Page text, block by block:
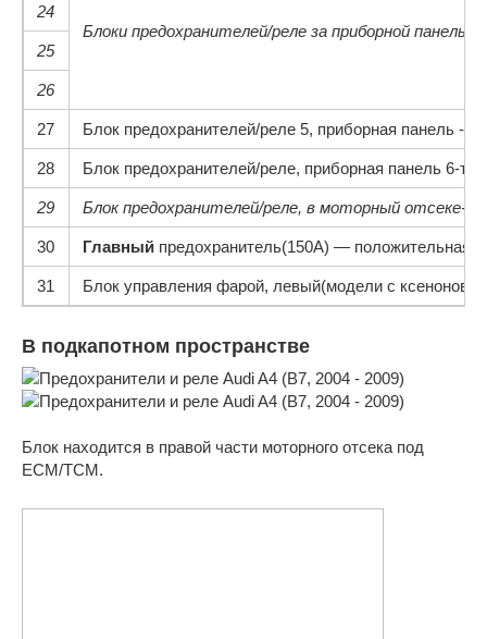
Блоки предохранителей/реле за приборной панелью
24
25
26
27 Блок предохранителей/реле 5, приборная панель -
28 Блок предохранителей/реле, приборная панель 6-
29 Блок предохранителей/реле, в моторный отсеке-
30 Главный предохранитель(150А) — положительная
31 Блок управления фарой, левый(модели с
В подкапотном пространстве
Блок находится в правой части моторного отсека под
ECM/TCM.